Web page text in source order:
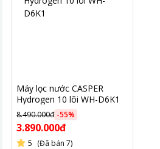
Lõi RO 75 GPD Hàn Quốc với lỗ lọc
khuẩn, kim loại nặng.
Nước sau lọc tinh khiết, an toàn cho
Máy lọc nước CASPER
Hydrogen 10 lõi WH-D6K1
8.490.000đ -55%
3.890.000đ
5 (Đã bán 7)